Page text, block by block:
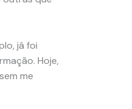
já foi
Hoje,
me